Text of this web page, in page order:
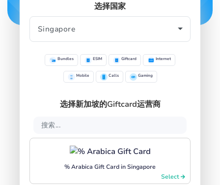
SIGN INSIGN UP
选择国家
Bundles ESIM Giftcard Internet
Mobile Calls Gaming
选择新加坡的Giftcard运营商
% Arabica Gift Card in Singapore
Select